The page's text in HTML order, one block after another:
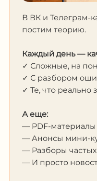
В ВК и Телеграм-
постим теорию.
Каждый день —
✓ Сложные, на
✓ С разбором
✓ Те, что реально
А еще:
— PDF-материалы
— Анонсы мини-
— Разборы
— И просто